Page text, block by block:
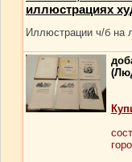
иллюстрациях
Иллюстрации ч/б на